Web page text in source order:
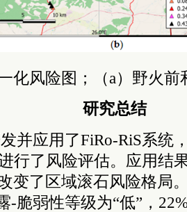
化风险图；（a）野火前
研究总结
并应用了FiRo-RiS系统
行了风险评估。应用结
变了区域滚石风险格局
-脆弱性等级为“低”，